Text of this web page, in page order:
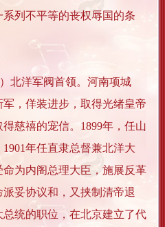
列不平等的丧权辱国的条
北洋军阀首领。河南项城
，佯装进步，取得光绪皇帝
慈禧的宠信。1899年，任山
年任直隶总督兼北洋大
命为内阁总理大臣，施展反革
妥协议和，又挟制清帝退
统的职位，在北京建立了代